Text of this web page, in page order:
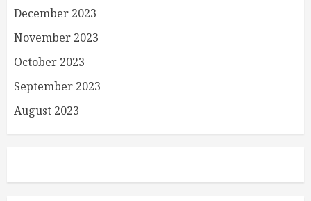
December 2023
November 2023
October 2023
September 2023
August 2023